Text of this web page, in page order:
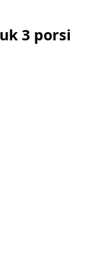
3 porsi